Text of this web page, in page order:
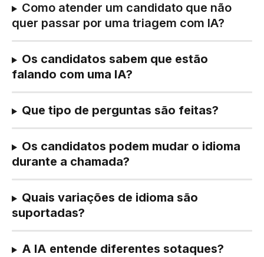
Como atender um candidato que não
quer passar por uma triagem com IA?
Os candidatos sabem que estão
falando com uma IA?
Que tipo de perguntas são feitas?
Os candidatos podem mudar o idioma
durante a chamada?
Quais variações de idioma são
suportadas?
A IA entende diferentes sotaques?